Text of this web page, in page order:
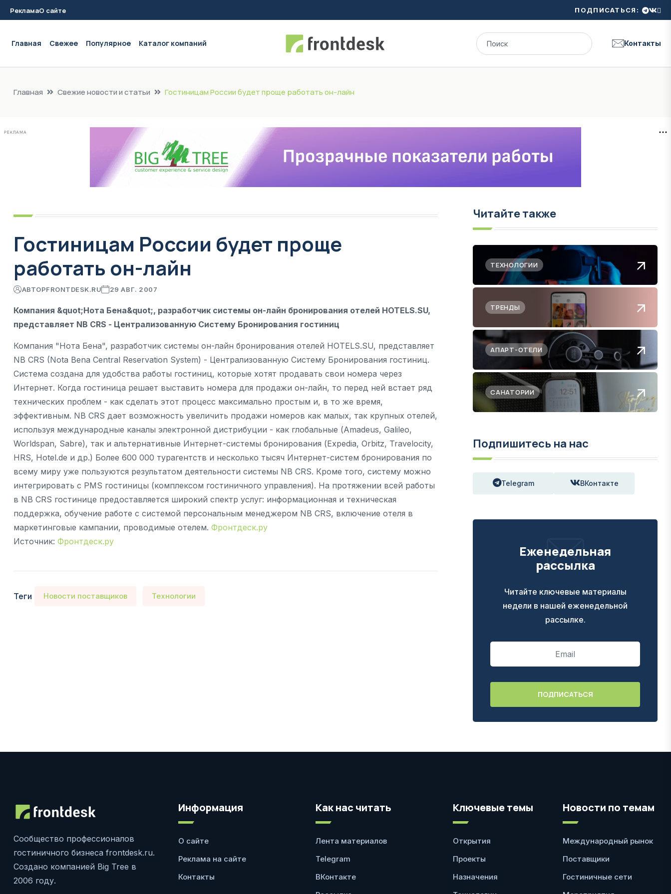
РекламаО сайте ПОДПИСАТЬСЯ:
Главная Свежее Популярное Каталог компаний Контакты
Главная Свежие новости и статьи Гостиницам России будет проще работать он-лайн
РЕКЛАМА
Гостиницам России будет проще
работать он-лайн
АВТОРFRONTDESK.RU 29 АВГ. 2007
Компания &quot;Нота Бена&quot;, разработчик системы он-лайн бронирования отелей HOTELS.SU,
представляет NB CRS - Централизованную Систему Бронирования гостиниц
Компания "Нота Бена", разработчик системы он-лайн бронирования отелей HOTELS.SU, представляет
NB CRS (Nota Bena Central Reservation System) - Централизованную Систему Бронирования гостиниц.
Система создана для удобства работы гостиниц, которые хотят продавать свои номера через
Интернет. Когда гостиница решает выставить номера для продажи он-лайн, то перед ней встает ряд
технических проблем - как сделать этот процесс максимально простым и, в то же время,
эффективным. NB CRS дает возможность увеличить продажи номеров как малых, так крупных отелей,
используя международные каналы электронной дистрибуции - как глобальные (Amadeus, Galileo,
Worldspan, Sabre), так и альтернативные Интернет-системы бронирования (Expedia, Orbitz, Travelocity,
HRS, Hotel.de и др.) Более 600 000 турагентств и несколько тысяч Интернет-систем бронирования по
всему миру уже пользуются результатом деятельности системы NB CRS. Кроме того, систему можно
интегрировать с PMS гостиницы (комплексом гостиничного управления). На протяжении всей работы
в NB CRS гостинице предоставляется широкий спектр услуг: информационная и техническая
поддержка, обучение работе с системой персональным менеджером NB CRS, включение отеля в
маркетинговые кампании, проводимые отелем. Фронтдеск.ру
Источник: Фронтдеск.ру
Теги Новости поставщиков Технологии
Читайте также
ТЕХНОЛОГИИ
ТРЕНДЫ
АПАРТ-ОТЕЛИ
САНАТОРИИ
Подпишитесь на нас
Telegram ВКонтакте
Еженедельная
рассылка
Читайте ключевые материалы
недели в нашей еженедельной
рассылке.
Сообщество профессионалов
гостиничного бизнеса frontdesk.ru.
Создано компанией Big Tree в
2006 году.
Информация
О сайте
Реклама на сайте
Контакты
Как нас читать
Лента материалов
Telegram
ВКонтакте
Ключевые темы
Открытия
Проекты
Назначения
Новости по темам
Международный рынок
Поставщики
Гостиничные сети